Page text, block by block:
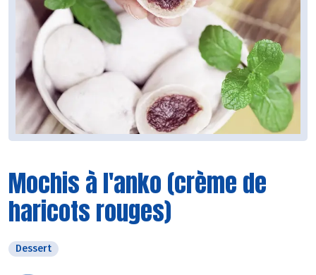
Mochis à l'anko (crème de
haricots rouges)
Dessert